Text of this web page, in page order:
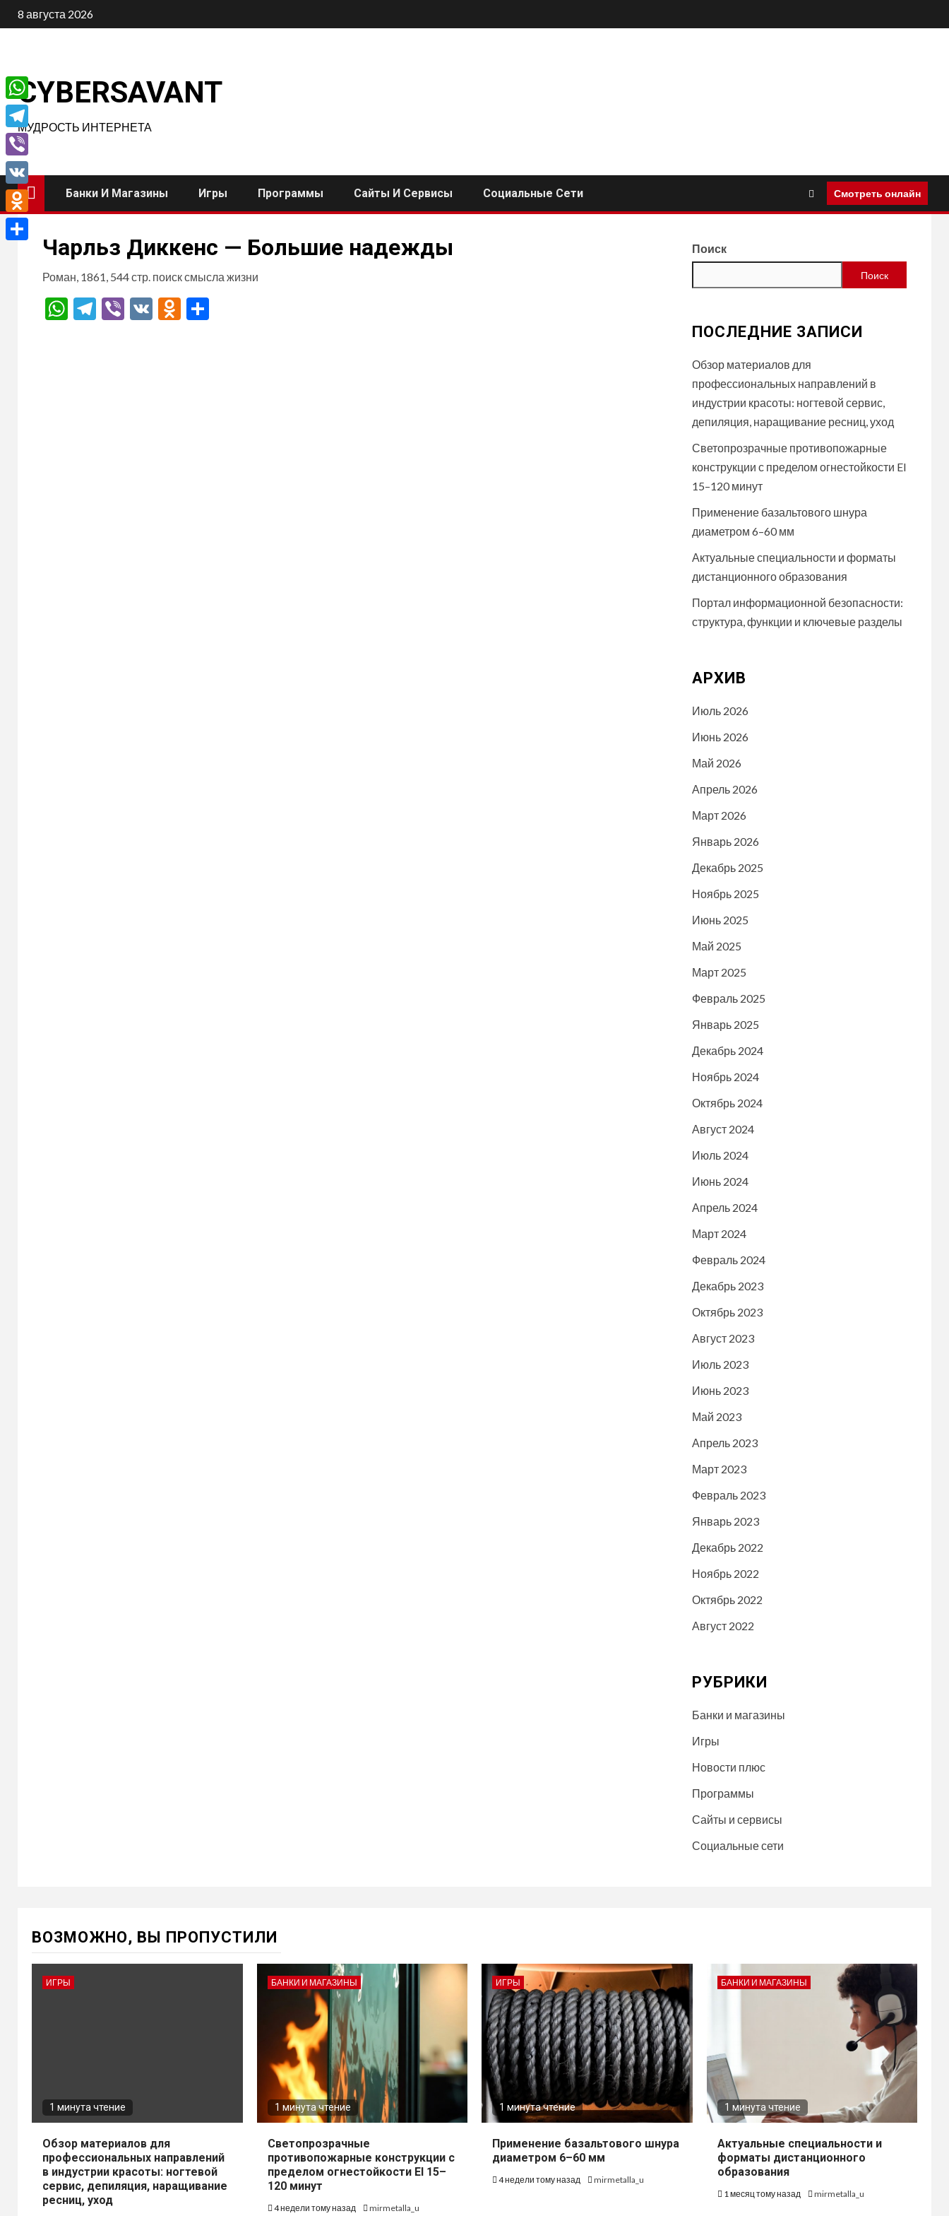
Перейти
к
8 августа 2026
CYBERSAVANT
МУДРОСТЬ ИНТЕРНЕТА
Банки И Магазины Игры Программы Сайты И Сервисы Социальные Сети Смотреть онлайн
Чарльз Диккенс — Большие надежды
Роман, 1861, 544 стр. поиск смысла жизни
WhatsApp
Telegram
Viber
VK Odnoklassniki
Поиск
Поиск
ПОСЛЕДНИЕ ЗАПИСИ
Обзор материалов для
профессиональных направлений в
индустрии красоты: ногтевой сервис,
депиляция, наращивание ресниц, уход
Светопрозрачные противопожарные
конструкции с пределом огнестойкости EI
15–120 минут
Применение базальтового шнура
диаметром 6–60 мм
Актуальные специальности и форматы
дистанционного образования
Портал информационной безопасности:
структура, функции и ключевые разделы
АРХИВ
Июль 2026
Июнь 2026
Май 2026
Апрель 2026
Март 2026
Январь 2026
Декабрь 2025
Ноябрь 2025
Июнь 2025
Май 2025
Март 2025
Февраль 2025
Январь 2025
Декабрь 2024
Ноябрь 2024
Октябрь 2024
Август 2024
Июль 2024
Июнь 2024
Апрель 2024
Март 2024
Февраль 2024
Декабрь 2023
Октябрь 2023
Август 2023
Июль 2023
Июнь 2023
Май 2023
Апрель 2023
Март 2023
Февраль 2023
Январь 2023
Декабрь 2022
Ноябрь 2022
Октябрь 2022
Август 2022
РУБРИКИ
Банки и магазины
Игры
Новости плюс
Программы
Сайты и сервисы
Социальные сети
ВОЗМОЖНО, ВЫ ПРОПУСТИЛИ
ИГРЫ
1 минута чтение
Обзор материалов для
профессиональных направлений
в индустрии красоты: ногтевой
сервис, депиляция, наращивание
ресниц, уход
БАНКИ И МАГАЗИНЫ
1 минута чтение
Светопрозрачные
противопожарные конструкции с
пределом огнестойкости EI 15–
120 минут
4 недели тому назад mirmetalla_u
ИГРЫ
1 минута чтение
Применение базальтового шнура
диаметром 6–60 мм
4 недели тому назад mirmetalla_u
БАНКИ И МАГАЗИНЫ
1 минута чтение
Актуальные специальности и
форматы дистанционного
образования
1 месяц тому назад mirmetalla_u
WhatsApp
Telegram
Viber
VK
Odnoklassniki
Отправить